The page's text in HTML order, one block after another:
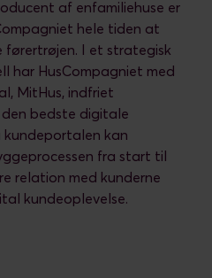
af enfamiliehuse er
hele tiden at
førertrøjen. I et strategisk
har HusCompagniet med
MitHus, indfriet
bedste digitale
kundeportalen kan
fra start til
relation med kunderne